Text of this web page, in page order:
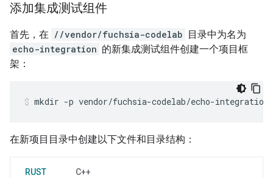
添加集成测试组件
首先，在 //vendor/fuchsia-codelab 目录中为名为
echo-integration 的新集成测试组件创建一个项目框
架：
mkdir -p vendor/fuchsia-codelab/echo-integration
在新项目目录中创建以下文件和目录结构：
RUST C++